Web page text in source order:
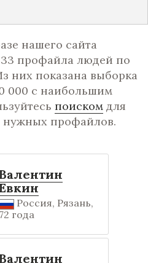
нашего сайта
профайла людей по
них показана выборка
000 с наибольшим
поискомдля
нужных профайлов.
Россия, Рязань,
72 года